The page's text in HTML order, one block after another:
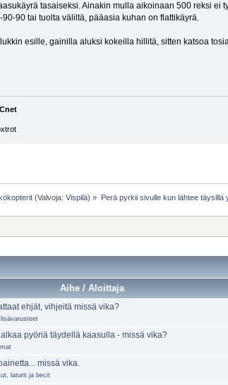
tasaiseksi. Ainakin mulla aikoinaan 500 reksi
90 tai tuolta väliltä, pääasia kuhan on flattikäyrä.
esille, gainilla aluksi kokeilla hillitä, sitten katsoa
(Valvoja:Vispilä) » Perä pyrkii sivulle kun lähtee täysillä
Aihe / Aloittaja
ehjät, vihjeitä missä vika?
pyöriä täydellä kaasulla - missä vika?
missä vika.
laturit ja becit